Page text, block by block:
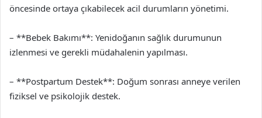
öncesinde ortaya çıkabilecek acil durumların yönetimi.
– **Bebek Bakımı**: Yenidoğanın sağlık durumunun
izlenmesi ve gerekli müdahalenin yapılması.
– **Postpartum Destek**: Doğum sonrası anneye verilen
fiziksel ve psikolojik destek.